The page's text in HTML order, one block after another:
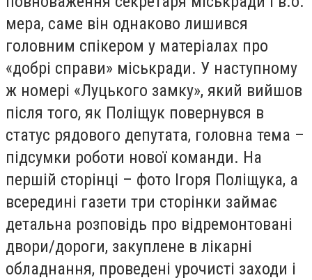
мера, саме він однаково лишився
головним спікером у матеріалах про
«добрі справи» міськради. У наступному
ж номері «Луцького замку», який вийшов
після того, як Поліщук повернувся в
статус рядового депутата, головна тема –
підсумки роботи нової команди. На
першій сторінці – фото Ігоря Поліщука, а
всередині газети три сторінки займає
детальна розповідь про відремонтовані
двори/дороги, закуплене в лікарні
обладнання, проведені урочисті заходи і